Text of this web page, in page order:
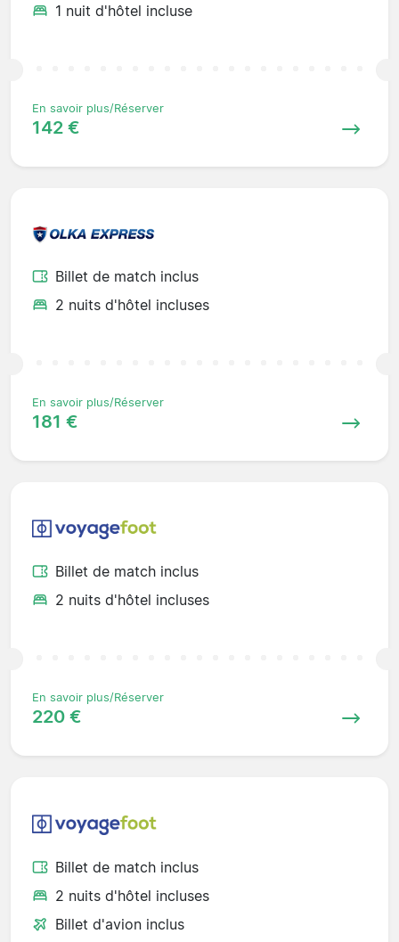
1 nuit d'hôtel incluse
En savoir plus/Réserver
142 €
Billet de match inclus
2 nuits d'hôtel incluses
En savoir plus/Réserver
181 €
Billet de match inclus
2 nuits d'hôtel incluses
En savoir plus/Réserver
220 €
Billet de match inclus
2 nuits d'hôtel incluses
Billet d'avion inclus